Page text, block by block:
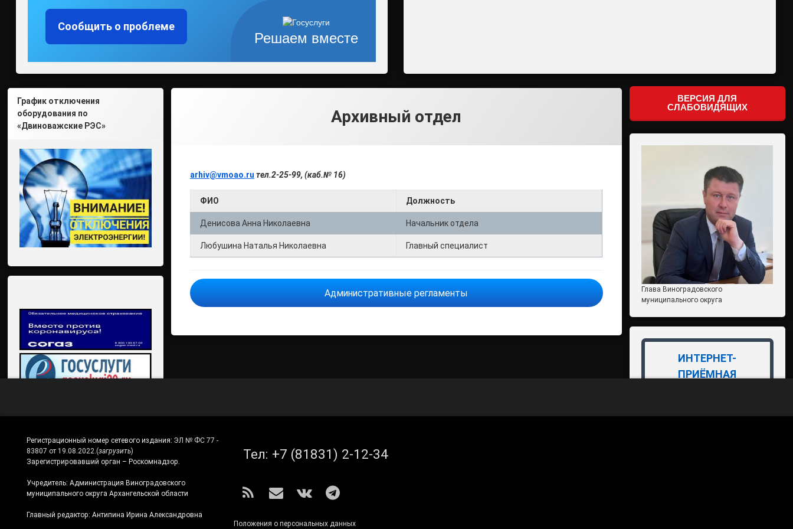
Решаем вместе
Сообщить о проблеме
Архивный отдел
arhiv@vmoao.ru тел.2-25-99, (каб.№ 16)
ФИО Должность
Денисова Анна Николаевна Начальник отдела
Любушина Наталья Николаевна Главный специалист
Административные регламенты
График отключения
оборудования по
«Двиноважские РЭС»
ВЕРСИЯ ДЛЯ
СЛАБОВИДЯЩИХ
Глава Виноградовского
муниципального округа
ИНТЕРНЕТ-
ПРИЁМНАЯ
Регистрационный номер сетевого издания: ЭЛ № ФС 77 -
83807 от 19.08.2022.(загрузить)
Зарегистрировавший орган – Роскомнадзор.
Учредитель: Администрация Виноградовского
муниципального округа Архангельской области
Главный редактор: Антипина Ирина Александровна
Тел: +7 (81831) 2-12-34
RSS E-mailВКонтакте
Telegram
Положения о персональных данных